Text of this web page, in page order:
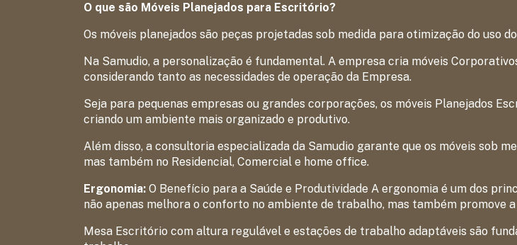
O que são Móveis Planejados para Escritório?
Os móveis planejados são peças projetadas sob medida para otimização do uso
Na Samudio, a personalização é fundamental. A empresa cria móveis
considerando tanto as necessidades de operação da Empresa.
Seja para pequenas empresas ou grandes corporações, os móveis Planejados
criando um ambiente mais organizado e produtivo.
Além disso, a consultoria especializada da Samudio garante que os móveis sob
mas também no Residencial, Comercial e home office.
Ergonomia: O Benefício para a Saúde e Produtividade A ergonomia é um dos
não apenas melhora o conforto no ambiente de trabalho, mas também promove
Mesa Escritório com altura regulável e estações de trabalho adaptáveis são